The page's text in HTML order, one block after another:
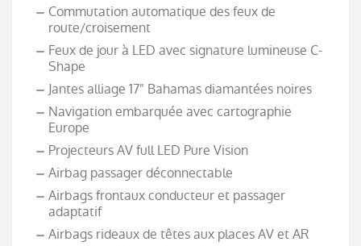
Commutation automatique des feux de
route/croisement
Feux de jour à LED avec signature lumineuse C-
Shape
Jantes alliage 17" Bahamas diamantées noires
Navigation embarquée avec cartographie
Europe
Projecteurs AV full LED Pure Vision
Airbag passager déconnectable
Airbags frontaux conducteur et passager
adaptatif
Airbags rideaux de têtes aux places AV et AR